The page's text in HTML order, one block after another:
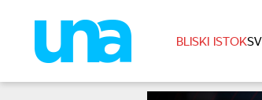
BLISKI ISTOK